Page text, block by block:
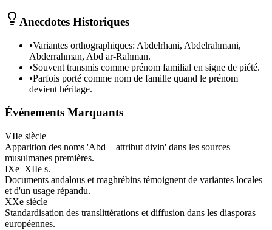
Anecdotes Historiques
•Variantes orthographiques: Abdelrhani, Abdelrahmani,
Abderrahman, Abd ar-Rahman.
•Souvent transmis comme prénom familial en signe de piété.
•Parfois porté comme nom de famille quand le prénom
devient héritage.
Événements Marquants
VIIe siècle
Apparition des noms 'Abd + attribut divin' dans les sources
musulmanes premières.
IXe–XIIe s.
Documents andalous et maghrébins témoignent de variantes locales
et d'un usage répandu.
XXe siècle
Standardisation des translittérations et diffusion dans les diasporas
européennes.